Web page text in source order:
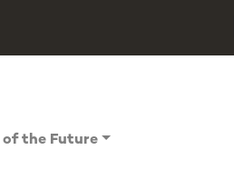
of the Future